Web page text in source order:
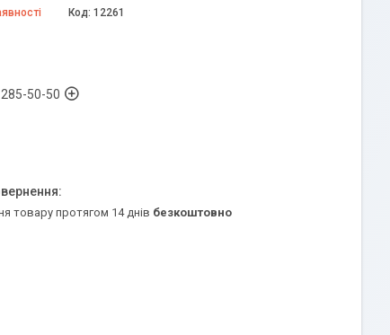
Код: 12261
50-50
товару протягом 14 днів безкоштовно